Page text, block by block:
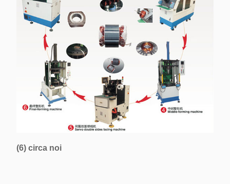
(6) circa noi